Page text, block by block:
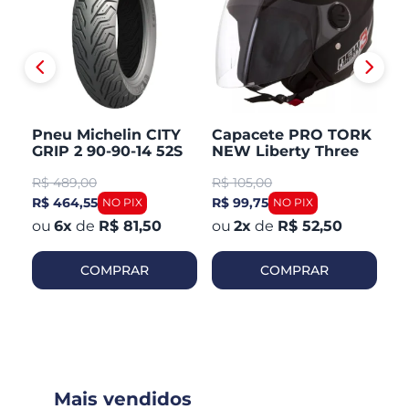
Pneu Michelin CITY
GRIP 2 90-90-14 52S
Dianteiro
R$ 489,00
R$ 464,55
6x de R$ 81,50
COMPRAR
Capacete PRO TORK
NEW Liberty Three
R$ 105,00
R$ 99,75
2x de R$ 52,50
COMPRAR
Mais vendidos